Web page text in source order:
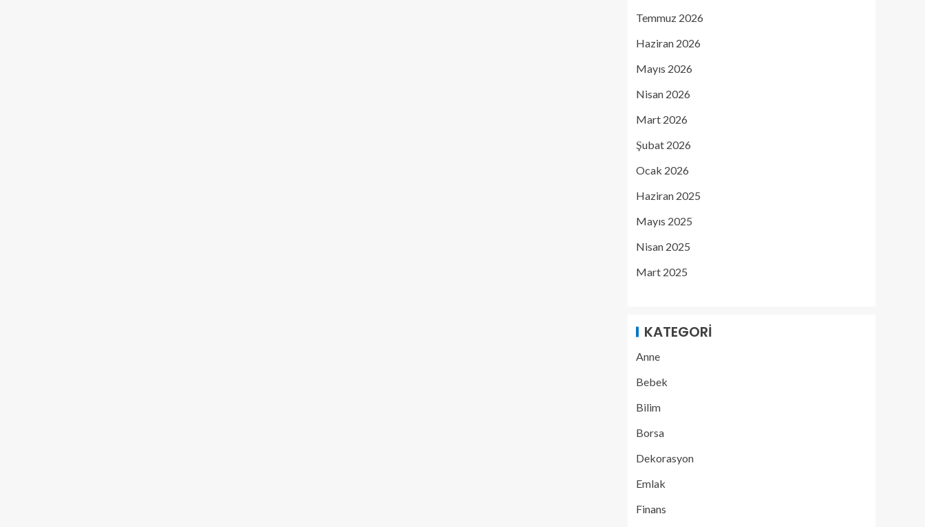
Temmuz 2026
Haziran 2026
Mayıs 2026
Nisan 2026
Mart 2026
Şubat 2026
Ocak 2026
Haziran 2025
Mayıs 2025
Nisan 2025
Mart 2025
KATEGORI
Anne
Bebek
Bilim
Borsa
Dekorasyon
Emlak
Finans